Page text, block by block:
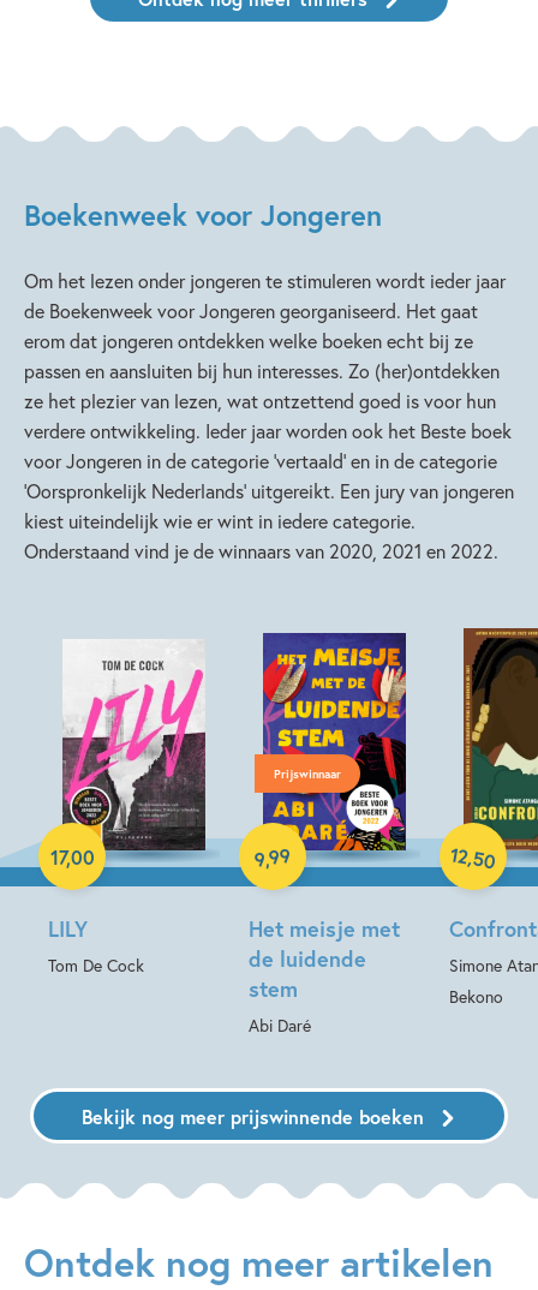
Boekenweek voor Jongeren
Om het lezen onder jongeren te stimuleren wordt ieder jaar
de Boekenweek voor Jongeren georganiseerd. Het gaat
erom dat jongeren ontdekken welke boeken echt bij ze
passen en aansluiten bij hun interesses. Zo (her)ontdekken
ze het plezier van lezen, wat ontzettend goed is voor hun
verdere ontwikkeling. Ieder jaar worden ook het Beste boek
voor Jongeren in de categorie ‘vertaald’ en in de categorie
‘Oorspronkelijk Nederlands’ uitgereikt. Een jury van jongeren
kiest uiteindelijk wie er wint in iedere categorie.
Onderstaand vind je de winnaars van 2020, 2021 en 2022.
LILY
Tom De Cock
17,00
Paperback
Prijswinnaar
Het meisje met
de luidende
stem
Abi Daré
9,99
E-book
Simone
Bekono
12,50
Paperback
Bekijk nog meer prijswinnende boeken
Ontdek nog meer artikelen